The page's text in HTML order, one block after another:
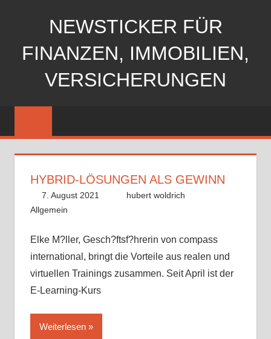
NEWSTICKER FÜR
FINANZEN, IMMOBILIEN,
VERSICHERUNGEN
HYBRID-LÖSUNGEN ALS GEWINN
7. August 2021
hubert woldrich
Allgemein
Elke M?ller, Gesch?ftsf?hrerin von compass
international, bringt die Vorteile aus realen und
virtuellen Trainings zusammen. Seit April ist der
E-Learning-Kurs
Weiterlesen